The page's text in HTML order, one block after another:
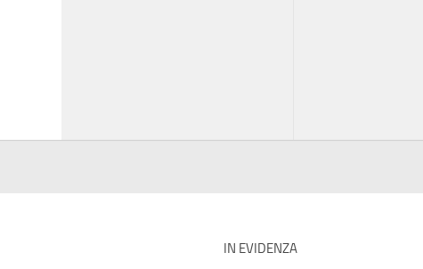
IN EVIDENZA